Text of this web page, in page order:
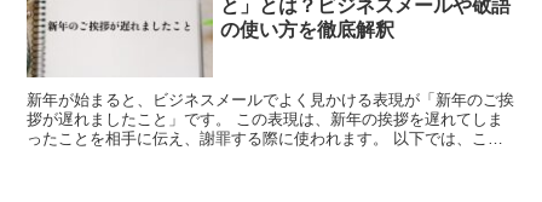
と」とは？ビジネスメールや敬語
の使い方を徹底解釈
新年が始まると、ビジネスメールでよく見かける表現が「新年のご挨
拶が遅れましたこと」です。 この表現は、新年の挨拶を遅れてしま
ったことを相手に伝え、謝罪する際に使われます。 以下では、この